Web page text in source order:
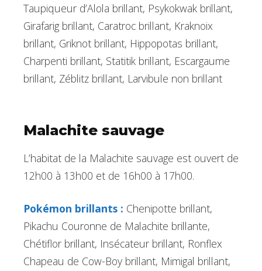
Taupiqueur d’Alola brillant, Psykokwak brillant,
Girafarig brillant, Caratroc brillant, Kraknoix
brillant, Griknot brillant, Hippopotas brillant,
Charpenti brillant, Statitik brillant, Escargaume
brillant, Zéblitz brillant, Larvibule non brillant
Malachite sauvage
L’habitat de la Malachite sauvage est ouvert de
12h00 à 13h00 et de 16h00 à 17h00.
Pokémon brillants : Chenipotte brillant,
Pikachu Couronne de Malachite brillante,
Chétiflor brillant, Insécateur brillant, Ronflex
Chapeau de Cow-Boy brillant, Mimigal brillant,